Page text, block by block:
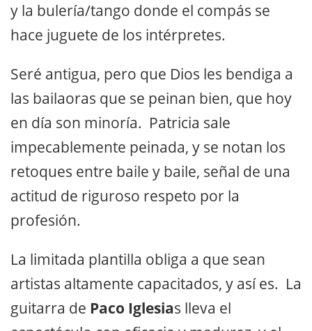
y la bulería/tango donde el compás se
hace juguete de los intérpretes.
Seré antigua, pero que Dios les bendiga a
las bailaoras que se peinan bien, que hoy
en día son minoría. Patricia sale
impecablemente peinada, y se notan los
retoques entre baile y baile, señal de una
actitud de riguroso respeto por la
profesión.
La limitada plantilla obliga a que sean
artistas altamente capacitados, y así es. La
guitarra de Paco Iglesias lleva el